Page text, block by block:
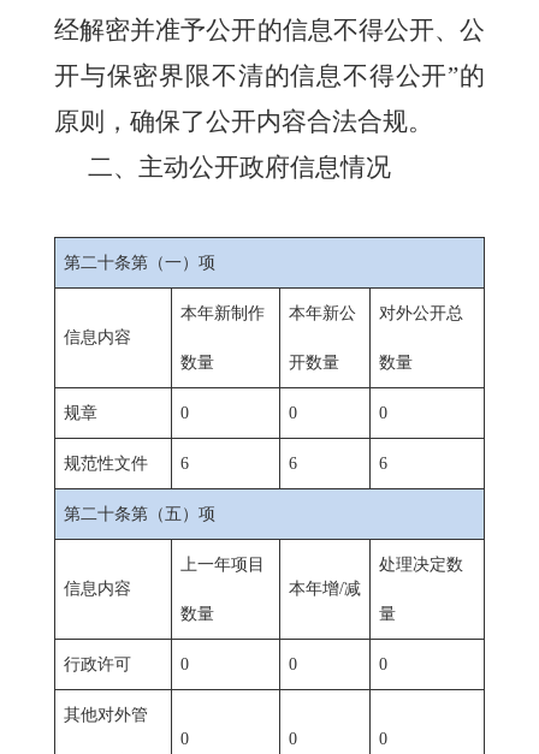
经解密并准予公开的信息不得公开、公
开与保密界限不清的信息不得公开”的
原则，确保了公开内容合法合规。
二、主动公开政府信息情况
第二十条第（一）项
信息内容
本年新制作
数量
本年新公
开数量
对外公开总
数量
规章 0 0 0
规范性文件 6 6 6
第二十条第（五）项
信息内容
上一年项目
数量
本年增/减
处理决定数
量
行政许可 0 0 0
其他对外管
0 0 0